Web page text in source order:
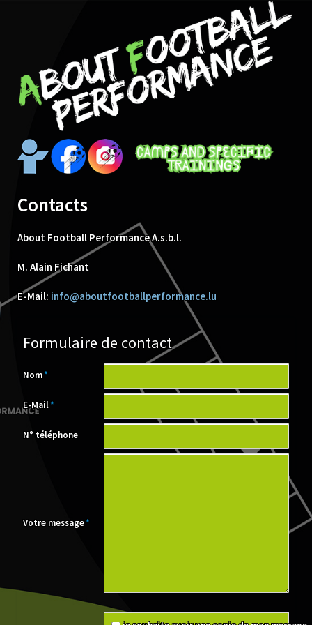
Contacts
About Football Performance A.s.b.l.
M. Alain Fichant
E-Mail: info@aboutfootballperformance.lu
Formulaire de contact
Champ
Nom*
Champ
obligatoire
E-Mail*
N° téléphone
Champ
Votre message*